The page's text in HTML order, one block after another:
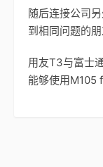
随后连接公司
到相同问题的
用友T3与富士
能够使用M105